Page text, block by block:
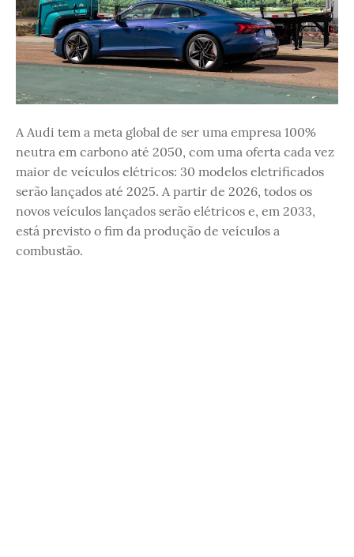
A Audi tem a meta global de ser uma empresa 100%
neutra em carbono até 2050, com uma oferta cada vez
maior de veículos elétricos: 30 modelos eletrificados
serão lançados até 2025. A partir de 2026, todos os
novos veículos lançados serão elétricos e, em 2033,
está previsto o fim da produção de veículos a
combustão.